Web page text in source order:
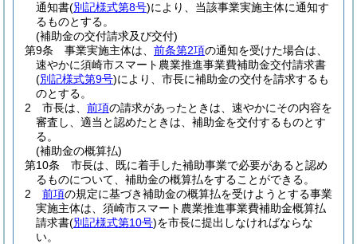
通知書(別記様式第8号)により、当該事業実施主体に通知す
るものとする。
(補助金の交付請求及び交付)
第9条
事業実施主体は、 前条第2項の通知を受けた場合は、
速やかに須崎市スマート農業推進事業費補助金交付請求書
(別記様式第9号)により、市長に補助金の交付を請求するも
のとする。
2
市長は、 前項の請求があったときは、速やかにその内容を
審査し、適当と認めたときは、補助金を交付するものとす
る。
(補助金の概算払)
第10条
市長は、既に着手した補助事業で必要があると認め
るものについて、補助金の概算払をすることができる。
2
前項の規定に基づき補助金の概算払を受けようとする事業
実施主体は、須崎市スマート農業推進事業費補助金概算払
請求書(別記様式第10号)を市長に提出しなければならな
い。